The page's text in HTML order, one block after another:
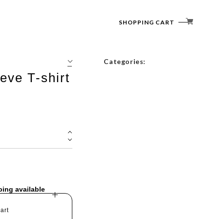
SHOPPING CART
Categories:
T-shirt
available